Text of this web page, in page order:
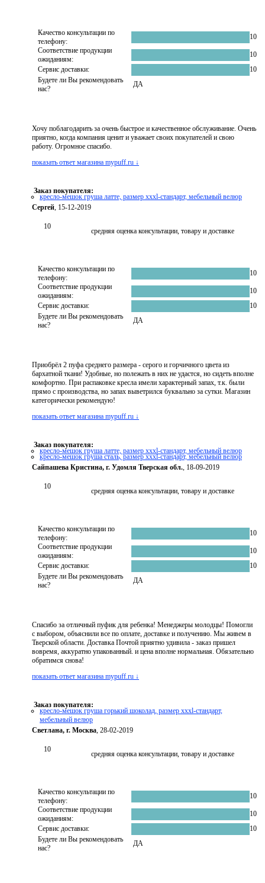
Качество консультации по
телефону:
10
Соответствие продукции
ожиданиям:
10
Сервис доставки:
10
Будете ли Вы рекомендовать
нас?
ДА
Хочу поблагодарить за очень быстрое и качественное обслуживание. Очень
приятно, когда компания ценит и уважает своих покупателей и свою
работу. Огромное спасибо.
показать ответ магазина mypuff.ru ↓
Заказ покупателя:
кресло-мешок груша латте, размер xххl-стандарт, мебельный велюр
Сергей, 15-12-2019
10
средняя оценка консультации, товару и доставке
Качество консультации по
телефону:
10
Соответствие продукции
ожиданиям:
10
Сервис доставки:
10
Будете ли Вы рекомендовать
нас?
ДА
Приобрёл 2 пуфа среднего размера - серого и горчичного цвета из
бархатной ткани! Удобные, но полежать в них не удастся, но сидеть вполне
комфортно. При распаковке кресла имели характерный запах, т.к. были
прямо с производства, но запах выветрился буквально за сутки. Магазин
категорически рекомендую!
показать ответ магазина mypuff.ru ↓
Заказ покупателя:
кресло-мешок груша латте, размер xххl-стандарт, мебельный велюр
кресло-мешок груша сталь, размер xххl-стандарт, мебельный велюр
Сайпашева Кристина, г. Удомля Тверская обл., 18-09-2019
10
средняя оценка консультации, товару и доставке
Качество консультации по
телефону:
10
Соответствие продукции
ожиданиям:
10
Сервис доставки:
10
Будете ли Вы рекомендовать
нас?
ДА
Спасибо за отличный пуфик для ребенка! Менеджеры молодцы! Помогли
с выбором, объяснили все по оплате, доставке и получению. Мы живем в
Тверской области. Доставка Почтой приятно удивила - заказ пришел
вовремя, аккуратно упакованный. и цена вполне нормальная. Обязательно
обратимся снова!
показать ответ магазина mypuff.ru ↓
Заказ покупателя:
кресло-мешок груша горький шоколад, размер xххl-стандарт,
мебельный велюр
Светлана, г. Москва, 28-02-2019
10
средняя оценка консультации, товару и доставке
Качество консультации по
телефону:
10
Соответствие продукции
ожиданиям:
10
Сервис доставки:
10
Будете ли Вы рекомендовать
нас?
ДА